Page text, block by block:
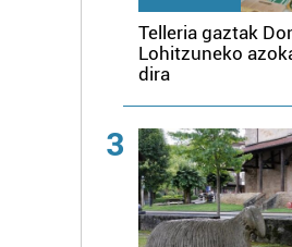
Telleria gaztak
Lohitzuneko
dira
3